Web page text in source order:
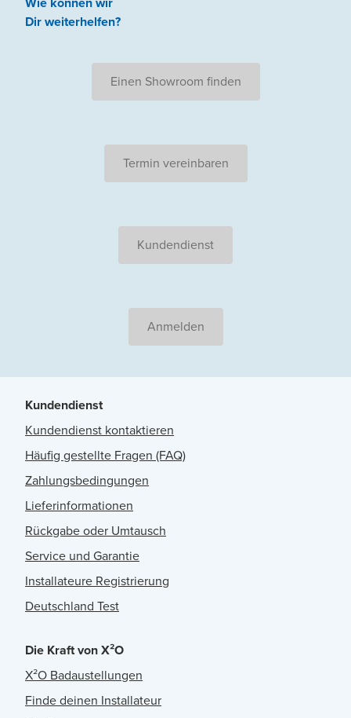
Dir weiterhelfen?
Einen Showroom finden
Termin vereinbaren
Kundendienst
Anmelden
Kundendienst
Kundendienst kontaktieren
Häufig gestellte Fragen (FAQ)
Zahlungsbedingungen
Lieferinformationen
Rückgabe oder Umtausch
Service und Garantie
Installateure Registrierung
Deutschland Test
Die Kraft von X²O
X²O Badaustellungen
Finde deinen Installateur